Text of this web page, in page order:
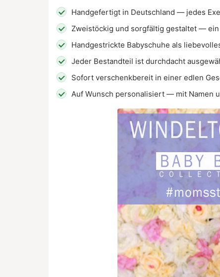
Handgefertigt in Deutschland — jedes
Zweistöckig und sorgfältig gestaltet —
Handgestrickte Babyschuhe als
Jeder Bestandteil ist durchdacht
Sofort verschenkbereit in einer edlen
Auf Wunsch personalisiert — mit Namen